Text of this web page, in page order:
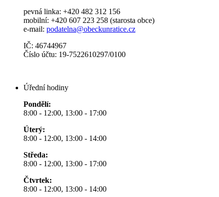
pevná linka: +420 482 312 156
mobilní: +420 607 223 258 (starosta obce)
e-mail: podatelna@obeckunratice.cz
IČ: 46744967
Číslo účtu: 19-7522610297/0100
Úřední hodiny
Pondělí:
8:00 - 12:00, 13:00 - 17:00
Úterý:
8:00 - 12:00, 13:00 - 14:00
Středa:
8:00 - 12:00, 13:00 - 17:00
Čtvrtek:
8:00 - 12:00, 13:00 - 14:00